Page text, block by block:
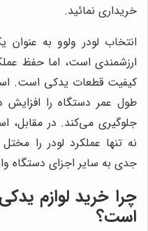
خریداری نمائید.
انتخاب لودر ولوو به
ارزشمندی است، اما حفظ
کیفیت قطعات یدکی است.
طول عمر دستگاه را افزایش
جلوگیری می‌کند. در مقابل،
نه تنها عملکرد لودر را
جدی به سایر اجزای دستگاه
چرا خرید لوازم
است؟